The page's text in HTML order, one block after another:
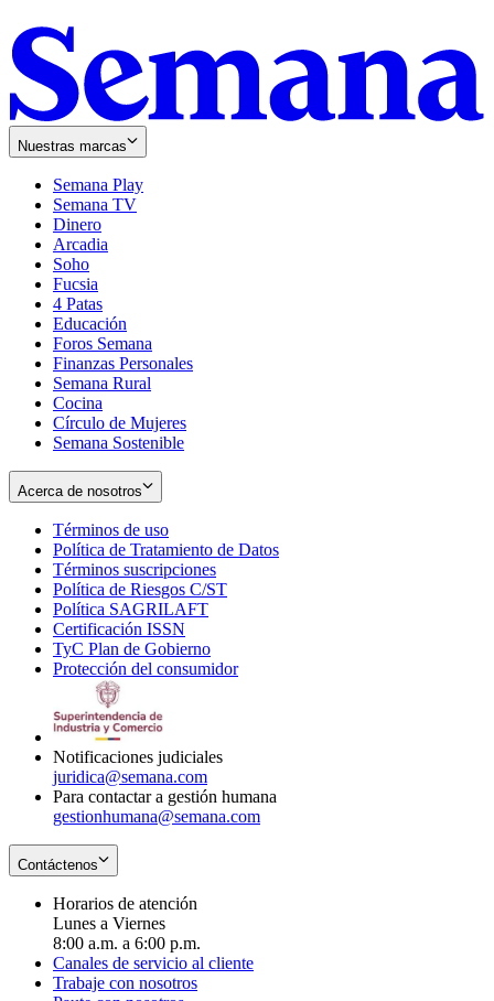
Nuestras marcas
Semana Play
Semana TV
Dinero
Arcadia
Soho
in
new
window
Fucsia
in
new
window
4 Patas
Educación
Foros Semana
Finanzas Personales
Semana Rural
Cocina
Círculo de Mujeres
Semana Sostenible
Acerca de nosotros
Términos de uso
in
new
window
Política de Tratamiento de Datos
Términos suscripciones
in
Política de Riesgos C/ST
Política SAGRILAFT
new
window
Certificación ISSN
in
new
TyC Plan de Gobierno
in
Protección del consumidorOpens
Notificaciones judiciales
juridica@semana.com
Para contactar a gestión humana
gestionhumana@semana.com
Contáctenos
Horarios de atención
Lunes a Viernes
8:00 a.m. a 6:00 p.m.
Canales de servicio al cliente
Trabaje con nosotros